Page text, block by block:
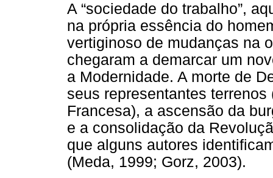
A “sociedade do trabalho”,
na própria essência do
vertiginoso de mudanças na
chegaram a demarcar um
a Modernidade. A morte de
seus representantes
Francesa), a ascensão da
e a consolidação da
que alguns autores
(Meda, 1999; Gorz, 2003).